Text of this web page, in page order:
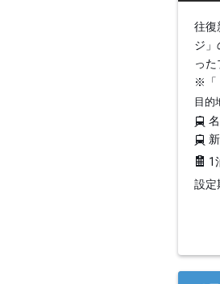
往復
ジ」
っ
※「
目的
1
設